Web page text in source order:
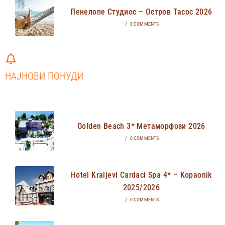
Пенелопе Студиос – Остров Тасос 2026
/ 0 COMMENTS
НАЈНОВИ ПОНУДИ
Golden Beach 3* Метаморфози 2026
/ 0 COMMENTS
Hotel Kraljevi Cardaci Spa 4* – Kopaonik
2025/2026
/ 0 COMMENTS